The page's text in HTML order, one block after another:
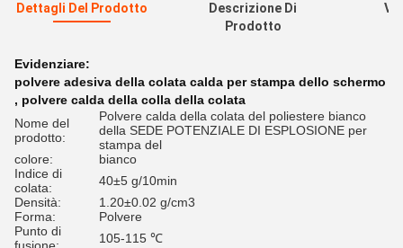
Dettagli Del Prodotto
Descrizione Di
Prodotto
Evidenziare:
polvere adesiva della colata calda per stampa dello schermo
, polvere calda della colla della colata
Nome del
prodotto:
Polvere calda della colata del poliestere bianco
della SEDE POTENZIALE DI ESPLOSIONE per
stampa del
colore:
bianco
Indice di
colata:
40±5 g/10min
Densità:
1.20±0.02 g/cm3
Forma:
Polvere
Punto di
105-115 ℃